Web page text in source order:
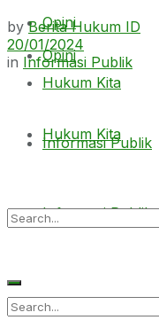
Opini
Hukum Kita
Informasi Publik
Opini
Hukum Kita
Informasi Publik
by Berita Hukum ID
20/01/2024
in Informasi Publik